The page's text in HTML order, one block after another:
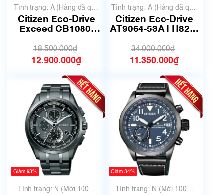
Tình trạng: A (Hàng đã qua
sử dụng nhưng rất đẹp,
không có xước)
Citizen Eco-Drive
Exceed CB1080-
| size 38mm | Mã số
6766
18.500.000₫
12.900.000₫
Tình trạng: A (Hàng đã qua
sử dụng nhưng rất đẹp,
không có xước)
Citizen Eco-Drive
AT9064-53A | H820-
44.5mm | Mã số
6707
34.000.000₫
11.350.000₫
Giảm 63%
Tình trạng: N (Mới 100%
Giảm 34%
Tình trạng: N (Mới 100%